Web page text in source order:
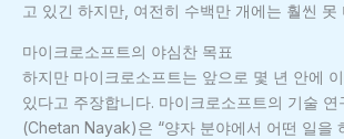
고 있긴 하지만, 여전히 수백만 개에는 훨씬 못
마이크로소프트의 야심찬 목표
하지만 마이크로소프트는 앞으로 몇 년 안에
있다고 주장합니다. 마이크로소프트의 기술
(Chetan Nayak)은 “양자 분야에서 어떤 일을